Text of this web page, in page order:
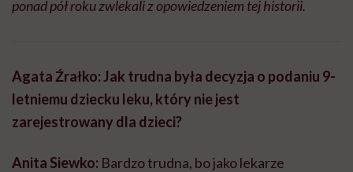
okno czasowedla podjęcia decyzji co do leczenia
blokującej przepływ krwi do mózgu, wynosi tylko 4,5
godziny.
które trafiło do szpitala z takim rozpoznaniem. W